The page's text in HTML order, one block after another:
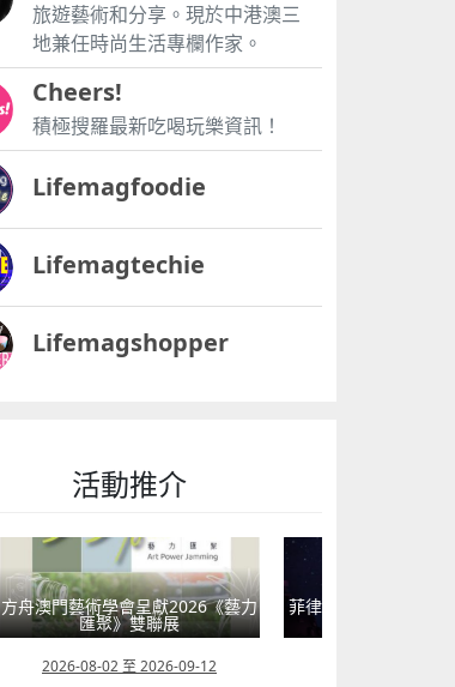
旅遊藝術和分享。現於中港澳三
地兼任時尚生活專欄作家。
Cheers!
積極搜羅最新吃喝玩樂資訊！
Lifemagfoodie
Lifemagtechie
Lifemagshopper
活動推介
方舟澳門藝術學會呈獻2026《藝力
匯聚》雙聯展
2026-08-02 至 2026-09-12
菲律賓亮點文創活動